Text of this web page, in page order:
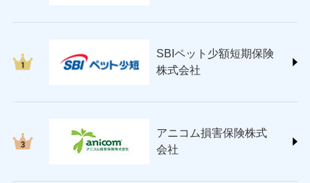
チューリッヒ保険会社 (https://www.zurich.co.jp/)
(https://www.tokiomarine-nichido.co.jp/)
日新火災海上保険株式会社
三井住友海上火災保険株式会社 (https://www.ms-
ins.com/)
三井ダイレクト損害保険株式会社
SBIペット少額短期保険
株式会社
アニコム損害保険株式
会社